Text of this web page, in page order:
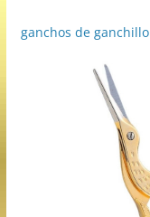
ganchos de ganchillo